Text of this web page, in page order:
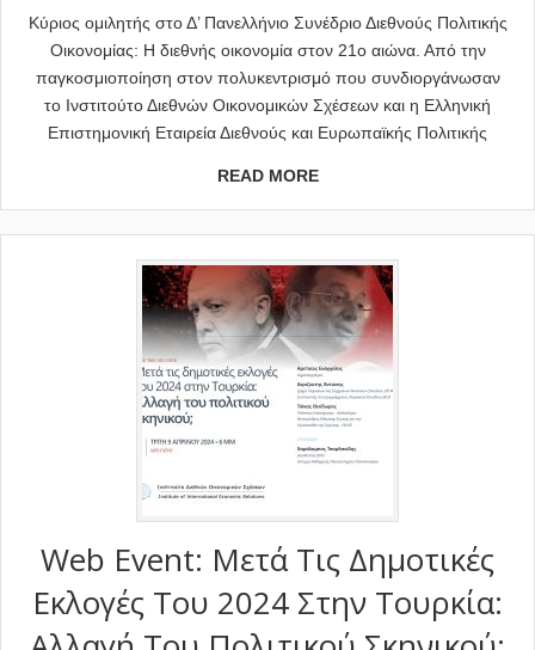
Κύριος ομιλητής στο Δ’ Πανελλήνιο Συνέδριο Διεθνούς Πολιτικής
Οικονομίας: Η διεθνής οικονομία στον 21ο αιώνα. Από την
παγκοσμιοποίηση στον πολυκεντρισμό που συνδιοργάνωσαν
το Ινστιτούτο Διεθνών Οικονομικών Σχέσεων και η Ελληνική
Επιστημονική Εταιρεία Διεθνούς και Ευρωπαϊκής Πολιτικής
READ MORE
Web Event: Μετά Τις Δημοτικές
Εκλογές Του 2024 Στην Τουρκία: